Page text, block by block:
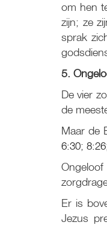
om hen
zijn; ze
sprak
5.
De vier
de
Maar de
6:30; 8:26
Ongeloof
Er is
Jezus